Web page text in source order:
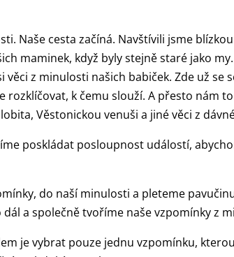
Naše cesta začíná. Navštívili jsme
maminek, když byly stejně staré jako
z minulosti našich babiček. Zde už se
rozklíčovat, k čemu slouží. A přesto nám
Věstonickou venuši a jiné věci z
poskládat posloupnost událostí,
do naší minulosti a pleteme
a společně tvoříme naše vzpomínky z
je vybrat pouze jednu vzpomínku,